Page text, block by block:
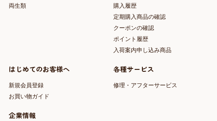
両生類
購入履歴
定期購入商品の確認
クーポンの確認
ポイント履歴
入荷案内申し込み商品
はじめてのお客様へ
新規会員登録
お買い物ガイド
各種サービス
修理・アフターサービス
企業情報